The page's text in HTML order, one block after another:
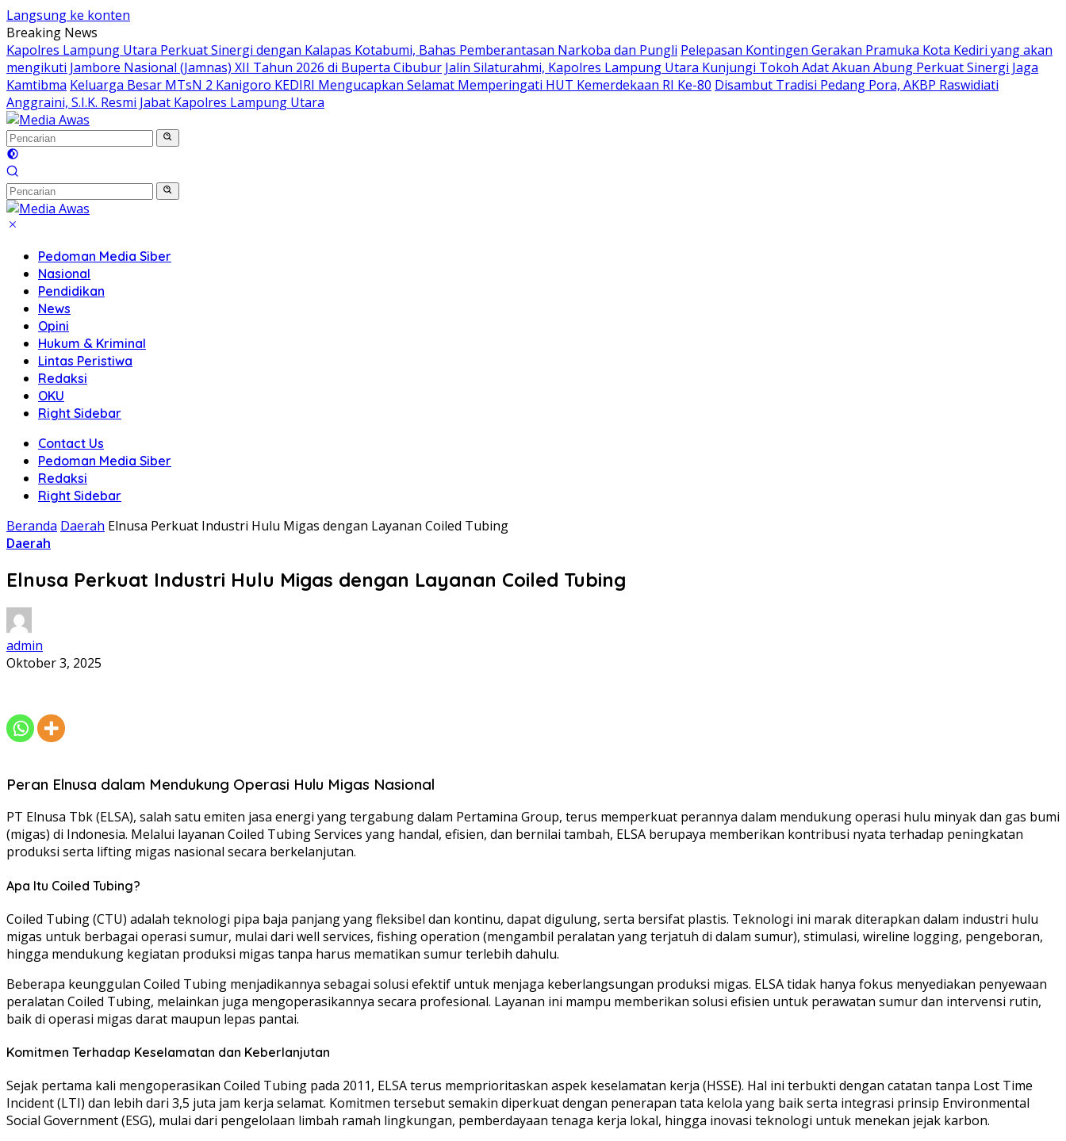
Langsung ke konten
Breaking News
Kapolres Lampung Utara Perkuat Sinergi dengan Kalapas Kotabumi, Bahas Pemberantasan Narkoba dan Pungli Pelepasan Kontingen Gerakan Pramuka Kota Kediri yang akan
mengikuti Jambore Nasional (Jamnas) XII Tahun 2026 di Buperta Cibubur Jalin Silaturahmi, Kapolres Lampung Utara Kunjungi Tokoh Adat Akuan Abung Perkuat Sinergi Jaga
Kamtibma Keluarga Besar MTsN 2 Kanigoro KEDIRI Mengucapkan Selamat Memperingati HUT Kemerdekaan RI Ke-80 Disambut Tradisi Pedang Pora, AKBP Raswidiati
Anggraini, S.I.K. Resmi Jabat Kapolres Lampung Utara
Pedoman Media Siber
Nasional
Pendidikan
News
Opini
Hukum & Kriminal
Lintas Peristiwa
Redaksi
OKU
Right Sidebar
Contact Us
Pedoman Media Siber
Redaksi
Right Sidebar
Beranda Daerah Elnusa Perkuat Industri Hulu Migas dengan Layanan Coiled Tubing
Daerah
Elnusa Perkuat Industri Hulu Migas dengan Layanan Coiled Tubing
admin
Oktober 3, 2025
Peran Elnusa dalam Mendukung Operasi Hulu Migas Nasional
PT Elnusa Tbk (ELSA), salah satu emiten jasa energi yang tergabung dalam Pertamina Group, terus memperkuat perannya dalam mendukung operasi hulu minyak dan gas bumi
(migas) di Indonesia. Melalui layanan Coiled Tubing Services yang handal, efisien, dan bernilai tambah, ELSA berupaya memberikan kontribusi nyata terhadap peningkatan
produksi serta lifting migas nasional secara berkelanjutan.
Apa Itu Coiled Tubing?
Coiled Tubing (CTU) adalah teknologi pipa baja panjang yang fleksibel dan kontinu, dapat digulung, serta bersifat plastis. Teknologi ini marak diterapkan dalam industri hulu
migas untuk berbagai operasi sumur, mulai dari well services, fishing operation (mengambil peralatan yang terjatuh di dalam sumur), stimulasi, wireline logging, pengeboran,
hingga mendukung kegiatan produksi migas tanpa harus mematikan sumur terlebih dahulu.
Beberapa keunggulan Coiled Tubing menjadikannya sebagai solusi efektif untuk menjaga keberlangsungan produksi migas. ELSA tidak hanya fokus menyediakan penyewaan
peralatan Coiled Tubing, melainkan juga mengoperasikannya secara profesional. Layanan ini mampu memberikan solusi efisien untuk perawatan sumur dan intervensi rutin,
baik di operasi migas darat maupun lepas pantai.
Komitmen Terhadap Keselamatan dan Keberlanjutan
Sejak pertama kali mengoperasikan Coiled Tubing pada 2011, ELSA terus memprioritaskan aspek keselamatan kerja (HSSE). Hal ini terbukti dengan catatan tanpa Lost Time
Incident (LTI) dan lebih dari 3,5 juta jam kerja selamat. Komitmen tersebut semakin diperkuat dengan penerapan tata kelola yang baik serta integrasi prinsip Environmental
Social Government (ESG), mulai dari pengelolaan limbah ramah lingkungan, pemberdayaan tenaga kerja lokal, hingga inovasi teknologi untuk menekan jejak karbon.